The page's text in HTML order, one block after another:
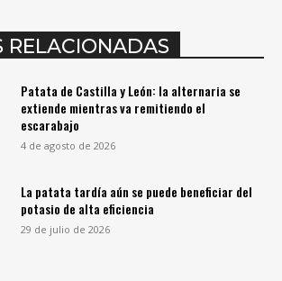
RELACIONADAS
Patata de Castilla y León: la alternaria se
extiende mientras va remitiendo el
escarabajo
4 de agosto de 2026
La patata tardía aún se puede beneficiar del
potasio de alta eficiencia
29 de julio de 2026